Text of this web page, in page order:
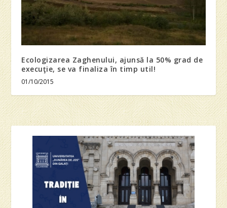
Ecologizarea Zaghenului, ajunsă la 50% grad de
execuţie, se va finaliza în timp util!
01/10/2015